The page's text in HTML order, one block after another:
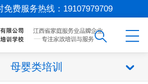
免费服务热线： 19107979709
母婴类培训